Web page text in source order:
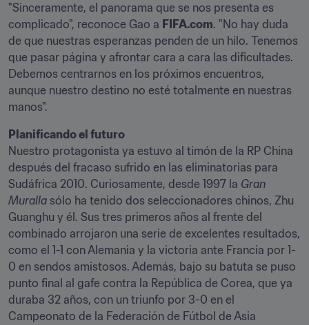
"Sinceramente, el panorama que se nos presenta es
complicado", reconoce Gao a FIFA.com. "No hay duda
de que nuestras esperanzas penden de un hilo. Tenemos
que pasar página y afrontar cara a cara las dificultades.
Debemos centrarnos en los próximos encuentros,
aunque nuestro destino no esté totalmente en nuestras
manos".
Planificando el futuro
Nuestro protagonista ya estuvo al timón de la RP China
después del fracaso sufrido en las eliminatorias para
Sudáfrica 2010. Curiosamente, desde 1997 la Gran
Muralla sólo ha tenido dos seleccionadores chinos, Zhu
Guanghu y él. Sus tres primeros años al frente del
combinado arrojaron una serie de excelentes resultados,
como el 1-1 con Alemania y la victoria ante Francia por 1-
0 en sendos amistosos. Además, bajo su batuta se puso
punto final al gafe contra la República de Corea, que ya
duraba 32 años, con un triunfo por 3-0 en el
Campeonato de la Federación de Fútbol de Asia